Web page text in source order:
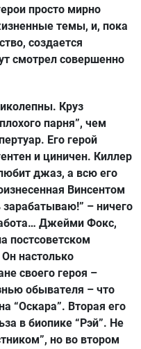
просто мирно
темы, и, пока
создается
смотрел совершенно
Круз
парня”, чем
Его герой
и циничен. Киллер
джаз, а всю его
Винсентом
– ничего
Джейми Фокс,
постсоветском
настолько
своего героя –
обывателя – что
“Оскара”. Вторая его
в биопике “Рэй”. Не
но во втором